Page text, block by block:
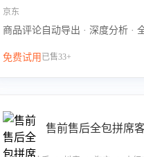
京东
商品评论自动导出 · 深度分析 ·
免费试用 已售33+
售前售后全包拼席